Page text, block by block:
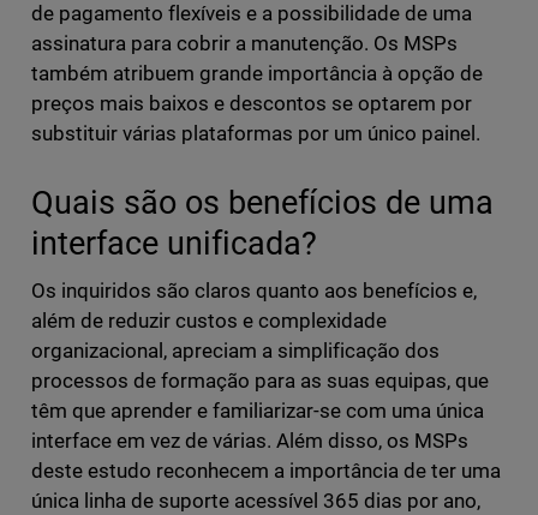
de pagamento flexíveis e a possibilidade de uma
assinatura para cobrir a manutenção. Os MSPs
também atribuem grande importância à opção de
preços mais baixos e descontos se optarem por
substituir várias plataformas por um único painel.
Quais são os benefícios de uma
interface unificada?
Os inquiridos são claros quanto aos benefícios e,
além de reduzir custos e complexidade
organizacional, apreciam a simplificação dos
processos de formação para as suas equipas, que
têm que aprender e familiarizar-se com uma única
interface em vez de várias. Além disso, os MSPs
deste estudo reconhecem a importância de ter uma
única linha de suporte acessível 365 dias por ano,